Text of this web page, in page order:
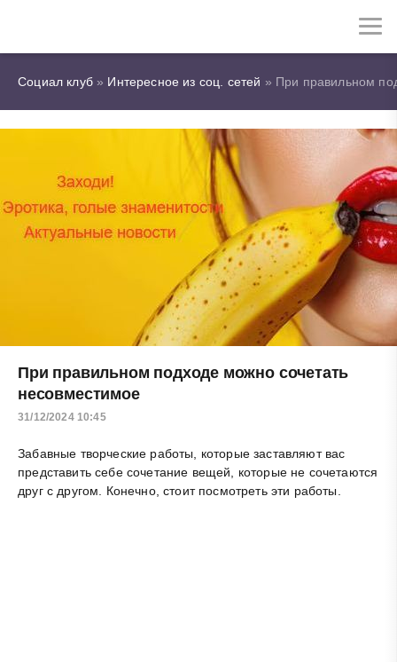
Социал клуб» Интересное из соц. сетей » При правильном
При правильном подходе можно сочетать
несовместимое
31/12/2024 10:45
Забавные творческие работы, которые заставляют вас
представить себе сочетание вещей, которые не сочетаются
друг с другом. Конечно, стоит посмотреть эти работы.